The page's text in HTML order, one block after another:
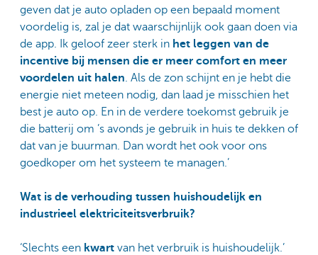
geven dat je auto opladen op een bepaald moment
voordelig is, zal je dat waarschijnlijk ook gaan doen via
de app. Ik geloof zeer sterk in het leggen van de
incentive bij mensen die er meer comfort en meer
voordelen uit halen . Als de zon schijnt en je hebt die
energie niet meteen nodig, dan laad je misschien het
best je auto op. En in de verdere toekomst gebruik je
die batterij om ’s avonds je gebruik in huis te dekken of
dat van je buurman. Dan wordt het ook voor ons
goedkoper om het systeem te managen.’
Wat is de verhouding tussen huishoudelijk en
industrieel elektriciteitsverbruik?
‘Slechts een kwart van het verbruik is huishoudelijk.’